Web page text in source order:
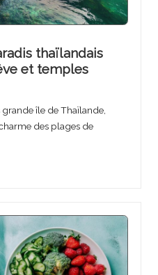
thaïlandais
et temples
île de Thaïlande,
des plages de